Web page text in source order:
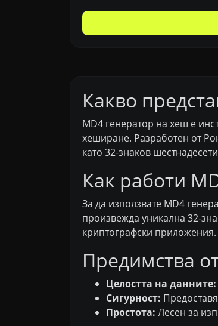
Какво
MD4 генератор на хеш е
хеширане. Разработен от
като 32-знаков
Как работи
За да използвате MD4
произвежда уникална 32-
криптографски приложения.
Предимства
Целостта на данните:
Сигурност:
Простота: Лесен за